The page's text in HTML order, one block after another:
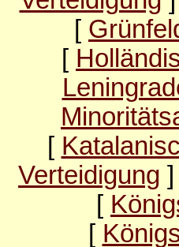
[
[
[
Verteidigung
[
[